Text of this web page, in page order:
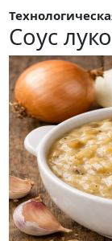
Соус